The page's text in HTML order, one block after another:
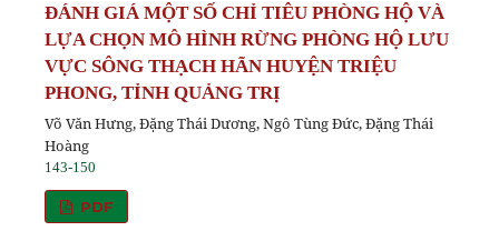
ĐÁNH GIÁ MỘT SỐ CHỈ TIÊU PHÒNG HỘ VÀ
LỰA CHỌN MÔ HÌNH RỪNG PHÒNG HỘ LƯU
VỰC SÔNG THẠCH HÃN HUYỆN TRIỆU
PHONG, TỈNH QUẢNG TRỊ
Võ Văn Hưng, Đặng Thái Dương, Ngô Tùng Đức, Đặng Thái
Hoàng
143-150
PDF